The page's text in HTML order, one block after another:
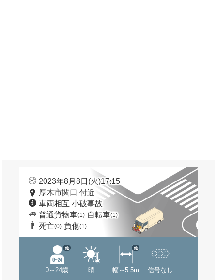
2023年8月8日(火)17:15
厚木市関口 付近
車両相互 小破事故
普通貨物車(1) 自転車(1)
死亡(0) 負傷(1)
0～24歳
他
晴 幅～5.5m
他
信号なし